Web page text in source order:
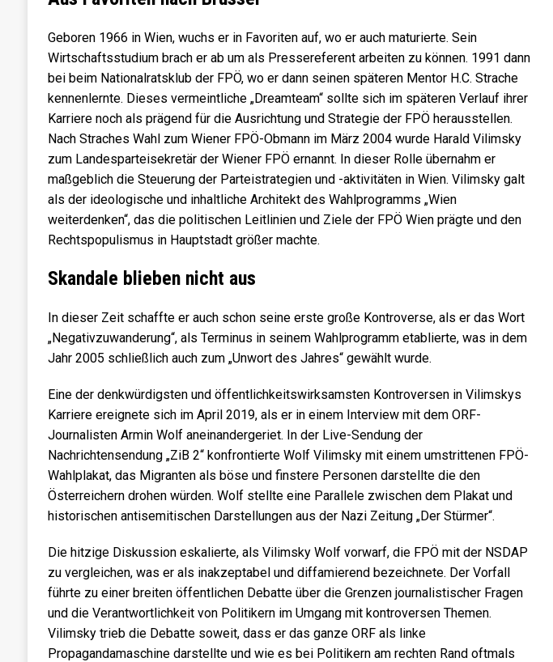
Geboren 1966 in Wien, wuchs er in Favoriten auf, wo er auch maturierte. Sein
Wirtschaftsstudium brach er ab um als Pressereferent arbeiten zu können. 1991 dann
bei beim Nationalratsklub der FPÖ, wo er dann seinen späteren Mentor H.C. Strache
kennenlernte. Dieses vermeintliche „Dreamteam“ sollte sich im späteren Verlauf ihrer
Karriere noch als prägend für die Ausrichtung und Strategie der FPÖ herausstellen.
Nach Straches Wahl zum Wiener FPÖ-Obmann im März 2004 wurde Harald Vilimsky
zum Landesparteisekretär der Wiener FPÖ ernannt. In dieser Rolle übernahm er
maßgeblich die Steuerung der Parteistrategien und -aktivitäten in Wien. Vilimsky galt
als der ideologische und inhaltliche Architekt des Wahlprogramms „Wien
weiterdenken“, das die politischen Leitlinien und Ziele der FPÖ Wien prägte und den
Rechtspopulismus in Hauptstadt größer machte.
Skandale blieben nicht aus
In dieser Zeit schaffte er auch schon seine erste große Kontroverse, als er das Wort
„Negativzuwanderung“, als Terminus in seinem Wahlprogramm etablierte, was in dem
Jahr 2005 schließlich auch zum „Unwort des Jahres“ gewählt wurde.
Eine der denkwürdigsten und öffentlichkeitswirksamsten Kontroversen in Vilimskys
Karriere ereignete sich im April 2019, als er in einem Interview mit dem ORF-
Journalisten Armin Wolf aneinandergeriet. In der Live-Sendung der
Nachrichtensendung „ZiB 2“ konfrontierte Wolf Vilimsky mit einem umstrittenen FPÖ-
Wahlplakat, das Migranten als böse und finstere Personen darstellte die den
Österreichern drohen würden. Wolf stellte eine Parallele zwischen dem Plakat und
historischen antisemitischen Darstellungen aus der Nazi Zeitung „Der Stürmer“.
Die hitzige Diskussion eskalierte, als Vilimsky Wolf vorwarf, die FPÖ mit der NSDAP
zu vergleichen, was er als inakzeptabel und diffamierend bezeichnete. Der Vorfall
führte zu einer breiten öffentlichen Debatte über die Grenzen journalistischer Fragen
und die Verantwortlichkeit von Politikern im Umgang mit kontroversen Themen.
Vilimsky trieb die Debatte soweit, dass er das ganze ORF als linke
Propagandamaschine darstellte und wie es bei Politikern am rechten Rand oftmals